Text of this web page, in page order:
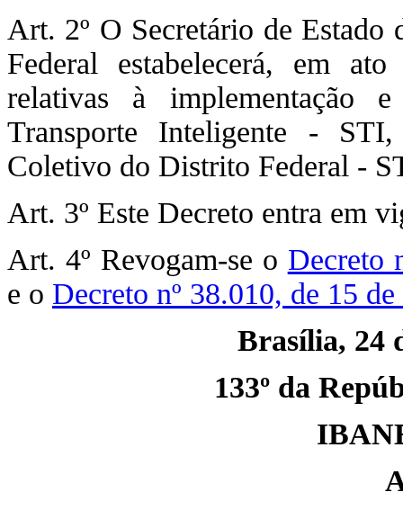
Art. 2º O Secretário de
Federal estabelecerá, em
relativas à implementação
Transporte Inteligente -
Coletivo do Distrito Federal -
Art. 3º Este Decreto entra em
Art. 4º Revogam-se o Decreto
e o Decreto nº 38.010, de 15
Brasília, 24
133º da